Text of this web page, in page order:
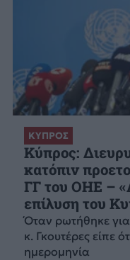
ΚΥΠΡΟΣ
Κύπρος:
κατόπιν
ΓΓ του ΟΗΕ –
επίλυση του
Όταν ρωτήθηκε
κ. Γκουτέρες είπε
ημερομηνία